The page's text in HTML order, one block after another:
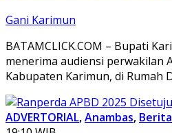
Gani Karimun
BATAMCLICK.COM – Bupati
menerima audiensi perwakilan
Kabupaten Karimun, di Rumah
ADVERTORIAL,Anambas, Berita